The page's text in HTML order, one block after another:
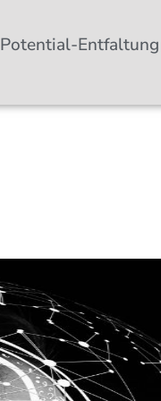
Potential-Entfaltung